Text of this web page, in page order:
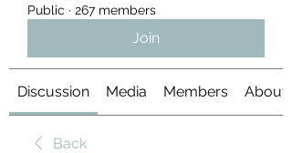
Public · 267 members
Join
Discussion Media Members About
Back